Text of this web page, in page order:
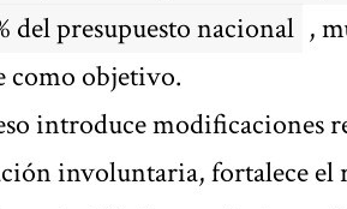
del presupuesto nacional ,
como objetivo.
introduce modificaciones
involuntaria, fortalece el